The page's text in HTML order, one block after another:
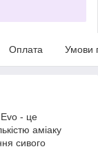
Оплата Умови
- це
аміаку
сивого